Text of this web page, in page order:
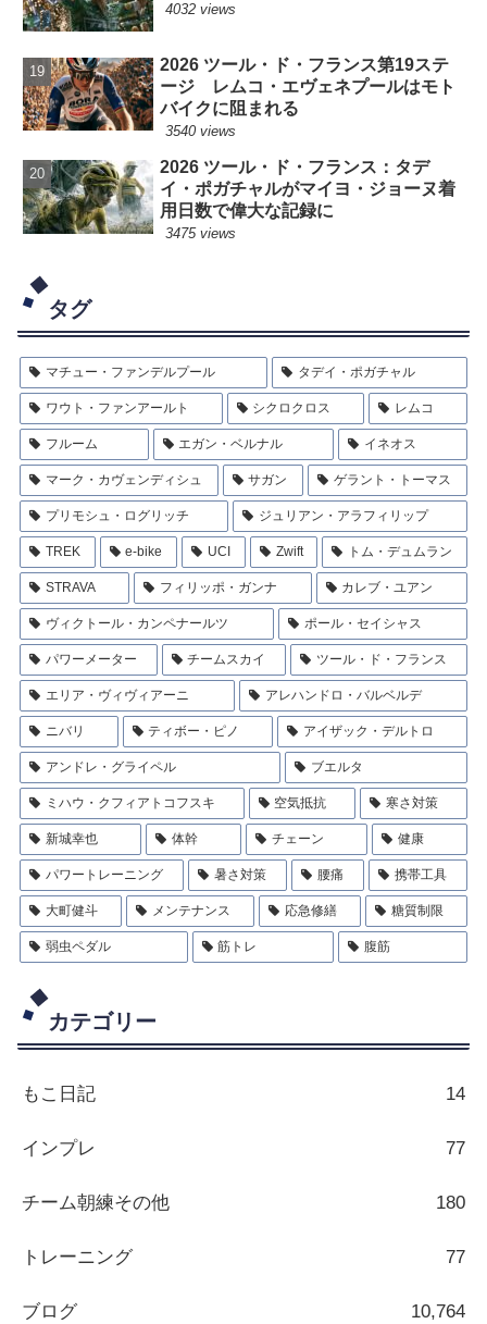
4032 views
2026 ツール・ド・フランス第19ステ
ージ レムコ・エヴェネプールはモト
バイクに阻まれる
3540 views
2026 ツール・ド・フランス：タデ
イ・ポガチャルがマイヨ・ジョーヌ着
用日数で偉大な記録に
3475 views
タグ
マチュー・ファンデルプール タデイ・ポガチャル
ワウト・ファンアールト シクロクロス レムコ
フルーム エガン・ベルナル イネオス
マーク・カヴェンディシュ サガン ゲラント・トーマス
プリモシュ・ログリッチ ジュリアン・アラフィリップ
TREK e-bike UCI Zwift トム・デュムラン
STRAVA フィリッポ・ガンナ カレブ・ユアン
ヴィクトール・カンペナールツ ポール・セイシャス
パワーメーター チームスカイ ツール・ド・フランス
エリア・ヴィヴィアーニ アレハンドロ・バルベルデ
ニバリ ティボー・ピノ アイザック・デルトロ
アンドレ・グライペル ブエルタ
ミハウ・クフィアトコフスキ 空気抵抗 寒さ対策
新城幸也 体幹 チェーン 健康
パワートレーニング 暑さ対策 腰痛 携帯工具
大町健斗 メンテナンス 応急修繕 糖質制限
弱虫ペダル 筋トレ 腹筋
カテゴリー
もこ日記 14
インプレ 77
チーム朝練その他 180
トレーニング 77
ブログ 10,764